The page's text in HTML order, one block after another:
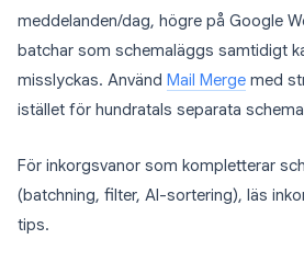
meddelanden/dag, högre på Google
batchar som schemaläggs samtidigt
misslyckas. Använd Mail Merge med
istället för hundratals separata
För inkorgsvanor som kompletterar
(batchning, filter, AI-sortering), läs
tips.